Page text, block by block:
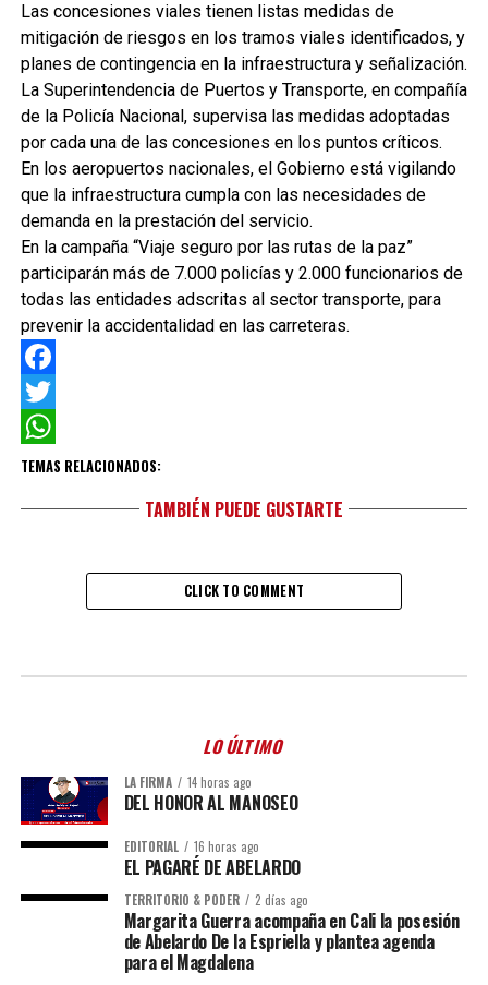
Las concesiones viales tienen listas medidas de
mitigación de riesgos en los tramos viales identificados, y
planes de contingencia en la infraestructura y señalización.
La Superintendencia de Puertos y Transporte, en compañía
de la Policía Nacional, supervisa las medidas adoptadas
por cada una de las concesiones en los puntos críticos.
En los aeropuertos nacionales, el Gobierno está vigilando
que la infraestructura cumpla con las necesidades de
demanda en la prestación del servicio.
En la campaña “Viaje seguro por las rutas de la paz”
participarán más de 7.000 policías y 2.000 funcionarios de
todas las entidades adscritas al sector transporte, para
prevenir la accidentalidad en las carreteras.
Facebook
Twitter
WhatsApp
TEMAS RELACIONADOS:
TAMBIÉN PUEDE GUSTARTE
CLICK TO COMMENT
LO ÚLTIMO
LA FIRMA 14 horas ago
DEL HONOR AL MANOSEO
EDITORIAL 16 horas ago
EL PAGARÉ DE ABELARDO
TERRITORIO & PODER 2 días ago
Margarita Guerra acompaña en Cali la posesión
de Abelardo De la Espriella y plantea agenda
para el Magdalena